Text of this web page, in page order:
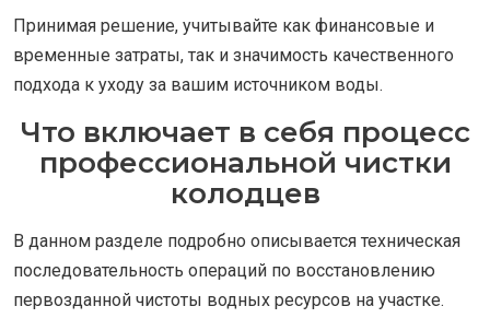
Принимая решение, учитывайте как финансовые и
временные затраты, так и значимость качественного
подхода к уходу за вашим источником воды.
Что включает в себя процесс
профессиональной чистки
колодцев
В данном разделе подробно описывается техническая
последовательность операций по восстановлению
первозданной чистоты водных ресурсов на участке.